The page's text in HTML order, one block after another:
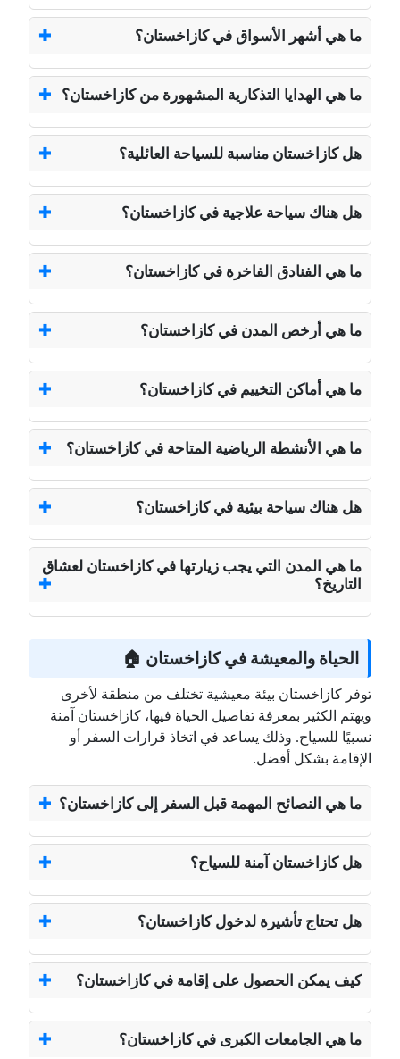
ما هي أشهر الأسواق في كازاخستان؟
ما هي الهدايا التذكارية المشهورة من كازاخستان؟
هل كازاخستان مناسبة للسياحة العائلية؟
هل هناك سياحة علاجية في كازاخستان؟
ما هي الفنادق الفاخرة في كازاخستان؟
ما هي أرخص المدن في كازاخستان؟
ما هي أماكن التخييم في كازاخستان؟
ما هي الأنشطة الرياضية المتاحة في كازاخستان؟
هل هناك سياحة بيئية في كازاخستان؟
ما هي المدن التي يجب زيارتها في كازاخستان لعشاق
التاريخ؟
الحياة والمعيشة في كازاخستان 🏠
توفر كازاخستان بيئة معيشية تختلف من منطقة لأخرى
ويهتم الكثير بمعرفة تفاصيل الحياة فيها، كازاخستان آمنة
نسبيًا للسياح. وذلك يساعد في اتخاذ قرارات السفر أو
الإقامة بشكل أفضل.
ما هي النصائح المهمة قبل السفر إلى كازاخستان؟
هل كازاخستان آمنة للسياح؟
هل تحتاج تأشيرة لدخول كازاخستان؟
كيف يمكن الحصول على إقامة في كازاخستان؟
ما هي الجامعات الكبرى في كازاخستان؟